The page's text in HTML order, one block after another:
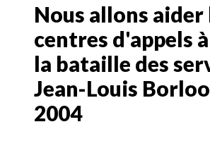
Nous allons aider
centres d'appels
la bataille des
Jean-Louis
2004